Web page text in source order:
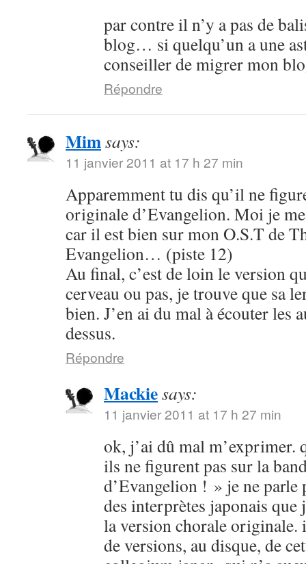
par contre il n’y a pas de
blog… si quelqu’un a une
conseiller de migrer mon
Répondre
Mimsays:
11 janvier 2011 at 17 h 27 min
Apparemment tu dis qu’il ne
originale d’Evangelion. Moi je
car il est bien sur mon O.S.T de
Evangelion… (piste 12)
Au final, c’est de loin le version
cerveau ou pas, je trouve que sa
bien. J’en ai du mal à écouter les
dessus.
Répondre
Mackiesays:
11 janvier 2011 at 17 h 27 min
ok, j’ai dû mal m’exprimer.
ils ne figurent pas sur la
d’Evangelion ! » je ne parle
des interprètes japonais que
la version chorale originale.
de versions, au disque, de